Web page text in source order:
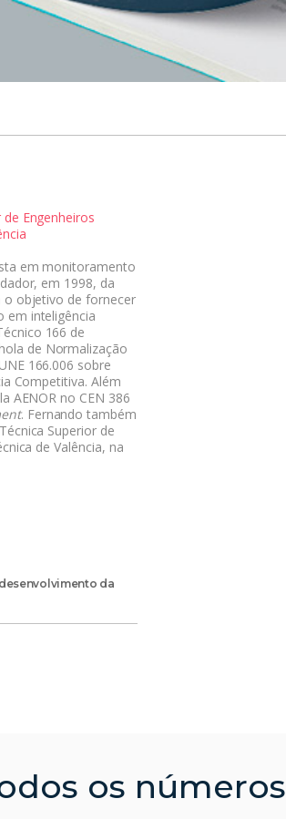
Engenheiros
em monitoramento
em 1998, da
o objetivo de fornecer
em inteligência
166 de
de Normalização
166.006 sobre
Competitiva. Além
AENOR no CEN 386
. Fernando também
Superior de
de Valência, na
da
os números